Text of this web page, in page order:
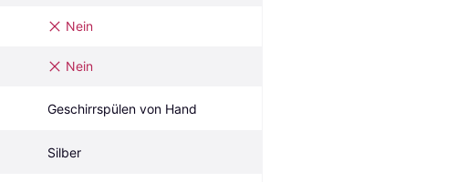
Nein
Nein
Geschirrspülen von Hand
Silber